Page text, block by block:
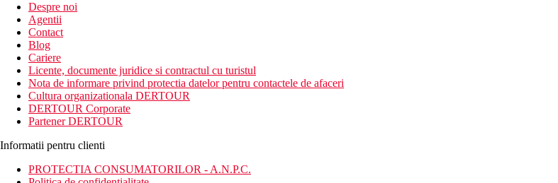
Despre noi
Agentii
Contact
Blog
Cariere
Licente, documente juridice si contractul cu turistul
Nota de informare privind protectia datelor pentru contactele de afaceri
Cultura organizationala DERTOUR
DERTOUR Corporate
Partener DERTOUR
Informatii pentru clienti
PROTECTIA CONSUMATORILOR - A.N.P.C.